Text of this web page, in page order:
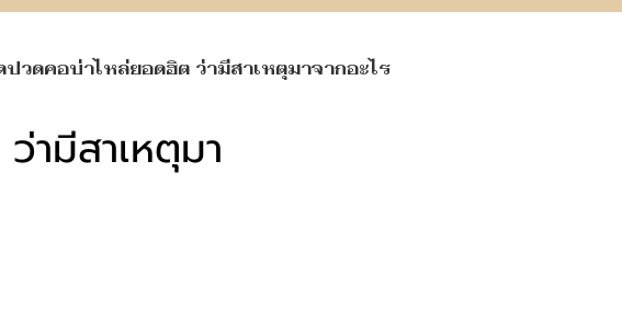
ปวดคอบ่าไหล่ยอดฮิต ว่ามีสาเหตุมาจากอะไร
ามีสาเหตุมา